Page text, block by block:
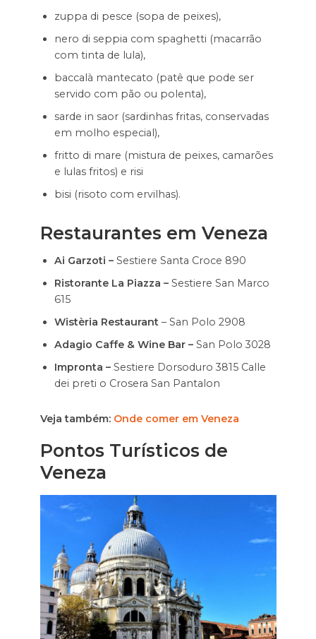
zuppa di pesce (sopa de peixes),
nero di seppia com spaghetti (macarrão
com tinta de lula),
baccalà mantecato (patê que pode ser
servido com pão ou polenta),
sarde in saor (sardinhas fritas, conservadas
em molho especial),
fritto di mare (mistura de peixes, camarões
e lulas fritos) e risi
bisi (risoto com ervilhas).
Restaurantes em Veneza
Ai Garzoti – Sestiere Santa Croce 890
Ristorante La Piazza – Sestiere San Marco
615
Wistèria Restaurant – San Polo 2908
Adagio Caffe & Wine Bar – San Polo 3028
Impronta – Sestiere Dorsoduro 3815 Calle
dei preti o Crosera San Pantalon
Veja também: Onde comer em Veneza
Pontos Turísticos de
Veneza